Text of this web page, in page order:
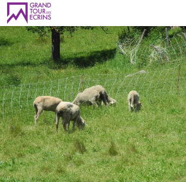
Viande d'agneau - Alain Dusserre